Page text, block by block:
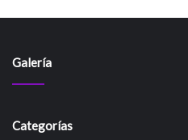
Galería
Categorías